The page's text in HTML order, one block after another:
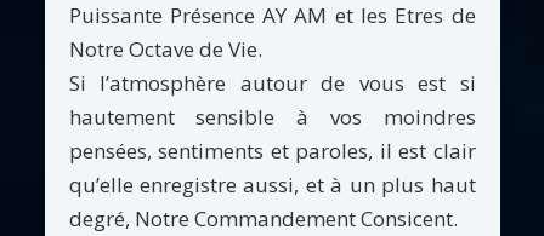
Puissante Présence AY AM et les Etres de
Notre Octave de Vie.
Si l’atmosphère autour de vous est si
hautement sensible à vos moindres
pensées, sentiments et paroles, il est clair
qu’elle enregistre aussi, et à un plus haut
degré, Notre Commandement Consicent.